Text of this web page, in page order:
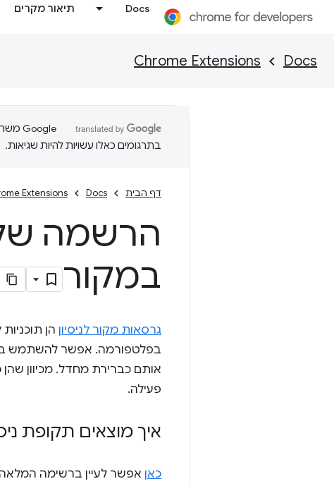
Docs תיאור מקרים
Docs
Chrome Extensions
בתרגומים כאלו עשויות להיות שגיאות.
דף הבית Docs
Extensions
הרשמה של
במקור
גרסאות מקור לניסיון הן
אותם כברירת מחדל. מכיוון
פעילה.
איך מוצאים תקופת
כאן